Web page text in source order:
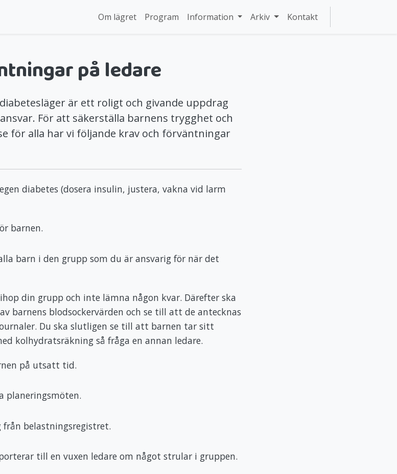
Om lägret Program Information Arkiv Kontakt
på ledare
är ett roligt och givande uppdrag
För att säkerställa barnens trygghet och
för alla har vi följande krav och förväntningar
diabetes (dosera insulin, justera, vakna vid larm
barnen.
barn i den grupp som du är ansvarig för när det
din grupp och inte lämna någon kvar. Därefter ska
barnens blodsockervärden och se till att de antecknas
Du ska slutligen se till att barnen tar sitt
kolhydratsräkning så fråga en annan ledare.
på utsatt tid.
planeringsmöten.
belastningsregistret.
till en vuxen ledare om något strular i gruppen.